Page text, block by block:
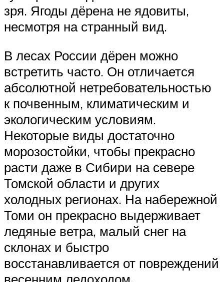
зря. Ягоды дёрена не ядовиты,
несмотря на странный вид.
В лесах России дёрен можно
встретить часто. Он отличается
абсолютной нетребовательностью
к почвенным, климатическим и
экологическим условиям.
Некоторые виды достаточно
морозостойки, чтобы прекрасно
расти даже в Сибири на севере
Томской области и других
холодных регионах. На набережной
Томи он прекрасно выдерживает
ледяные ветра, малый снег на
склонах и быстро
восстанавливается от повреждений